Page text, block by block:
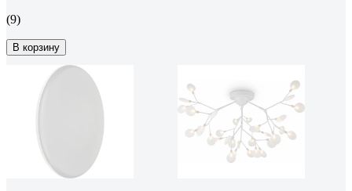
(9)
В корзину